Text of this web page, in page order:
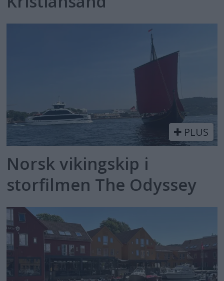
PLUS
Norsk vikingskip i
storfilmen The Odyssey